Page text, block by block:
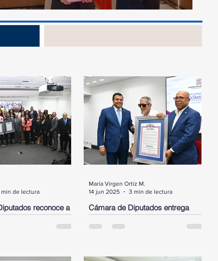
reconoce a
a los bomberos del
ejecutivo de JP
este martes tres
min de lectura
Cámara de Diputados entrega
pergamino de reconocimiento a
Delio Gómez Ochoa
Diputados entregó un pergamino de
María Virgen Ortíz M.
14 jun 2025
3 min de lectura